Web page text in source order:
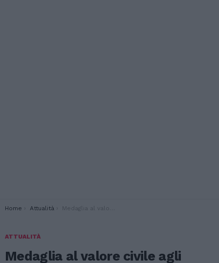
You are here:
Home Attualità Medaglia al valore civile agli abitanti di Lampedusa
ATTUALITÀ
Medaglia al valore civile agli